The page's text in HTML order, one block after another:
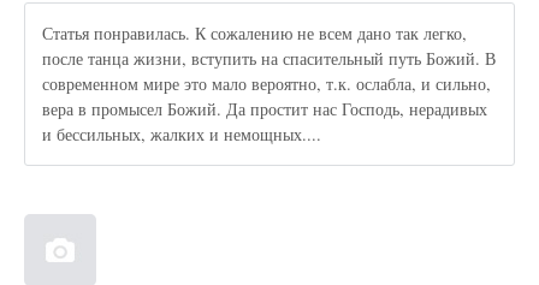
Статья понравилась. К сожалению не всем дано так легко,
после танца жизни, вступить на спасительный путь Божий. В
современном мире это мало вероятно, т.к. ослабла, и сильно,
вера в промысел Божий. Да простит нас Господь, нерадивых
и бессильных, жалких и немощных....